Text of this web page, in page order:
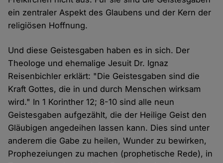
ein zentraler Aspekt des Glaubens und der Kern der
religiösen Hoffnung.
Und diese Geistesgaben haben es in sich. Der
Theologe und ehemalige Jesuit Dr. Ignaz
Reisenbichler erklärt: "Die Geistesgaben sind die
Kraft Gottes, die in und durch Menschen wirksam
wird." In 1 Korinther 12; 8-10 sind alle neun
Geistesgaben aufgezählt, die der Heilige Geist den
Gläubigen angedeihen lassen kann. Dies sind unter
anderem die Gabe zu heilen, Wunder zu bewirken,
Prophezeiungen zu machen (prophetische Rede), in